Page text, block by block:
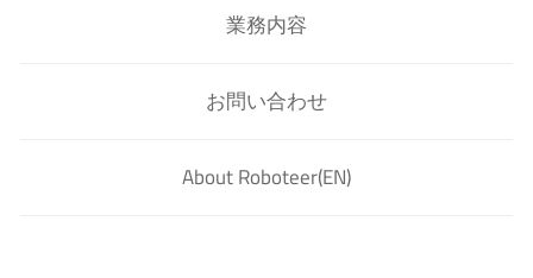
業務内容
お問い合わせ
About Roboteer(EN)